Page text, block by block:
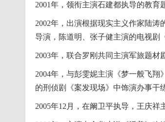
2001年，领衔主演石建都执导的教育
2002年，出演根据现实主义作家陆
导演，陈道明、张子健主演的电视剧
2003年，联合罗刚共同主演军旅题材
2004年，与彭雯妮主演《梦一般飞
的刑侦剧《案发现场》中饰演办事干
2005年12月，在阚卫平执导，王庆祥